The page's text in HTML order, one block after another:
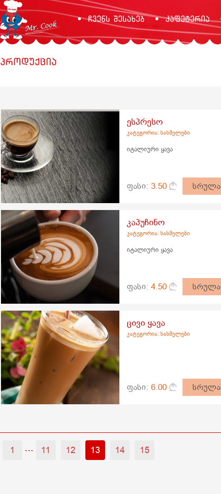
ჩვენს შესახებ კაფეტერია
პროდუქცია
ესპრესო
კატეგორია: სასმელები
იტალიური ყავა
ფასი: 3.50
კაპუჩინო
კატეგორია: სასმელები
იტალიური ყავა
ფასი: 4.50
ცივი ყავა
კატეგორია: სასმელები
ფასი: 6.00
1 ... 11 12 13 14 15